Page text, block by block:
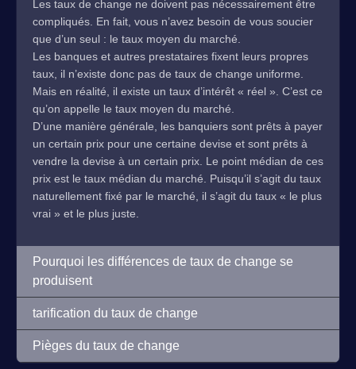
Les taux de change ne doivent pas nécessairement être
compliqués. En fait, vous n’avez besoin de vous soucier
que d’un seul : le taux moyen du marché.
Les banques et autres prestataires fixent leurs propres
taux, il n’existe donc pas de taux de change uniforme.
Mais en réalité, il existe un taux d’intérêt « réel ». C’est ce
qu’on appelle le taux moyen du marché.
D’une manière générale, les banquiers sont prêts à payer
un certain prix pour une certaine devise et sont prêts à
vendre la devise à un certain prix. Le point médian de ces
prix est le taux médian du marché. Puisqu’il s’agit du taux
naturellement fixé par le marché, il s’agit du taux « le plus
vrai » et le plus juste.
Pourquoi les différences de taux de change se
produisent
tarification du taux de change
Pièges du taux de change